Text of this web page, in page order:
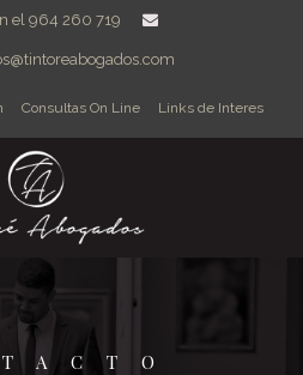
el 964 260 719
Consultas On Line Links de Interes